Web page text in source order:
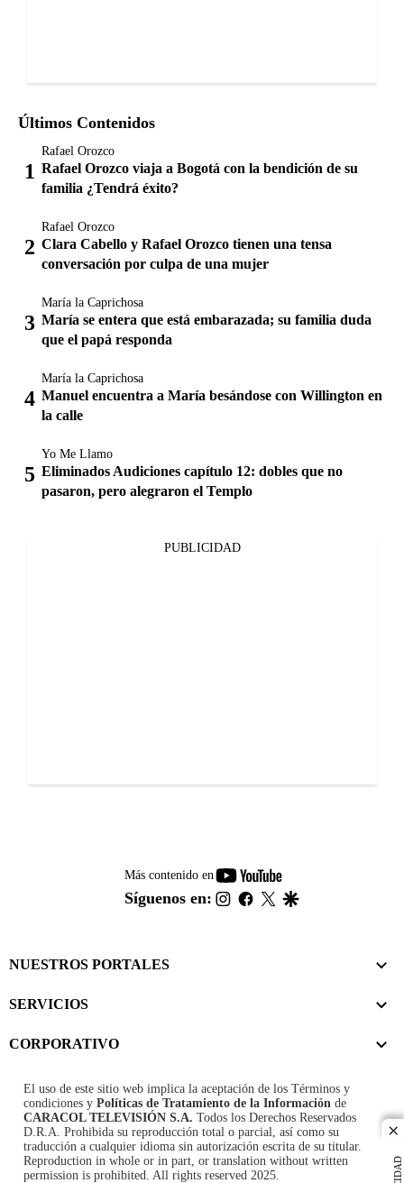
Últimos Contenidos
Rafael Orozco
Rafael Orozco viaja a Bogotá con la bendición de su
familia ¿Tendrá éxito?
Rafael Orozco
Clara Cabello y Rafael Orozco tienen una tensa
conversación por culpa de una mujer
María la Caprichosa
María se entera que está embarazada; su familia duda
que el papá responda
María la Caprichosa
Manuel encuentra a María besándose con Willington en
la calle
Yo Me Llamo
Eliminados Audiciones capítulo 12: dobles que no
pasaron, pero alegraron el Templo
PUBLICIDAD
Más contenido en
youtube-
footer
Síguenos en: instagram
facebook
twitter
NUESTROS PORTALES
SERVICIOS
CORPORATIVO
El uso de este sitio web implica la aceptación de los Términos y
condiciones y Políticas de Tratamiento de la Información de
CARACOL TELEVISIÓN S.A. Todos los Derechos Reservados
D.R.A. Prohibida su reproducción total o parcial, así como su
traducción a cualquier idioma sin autorización escrita de su titular.
Reproduction in whole or in part, or translation without written
permission is prohibited. All rights reserved 2025.